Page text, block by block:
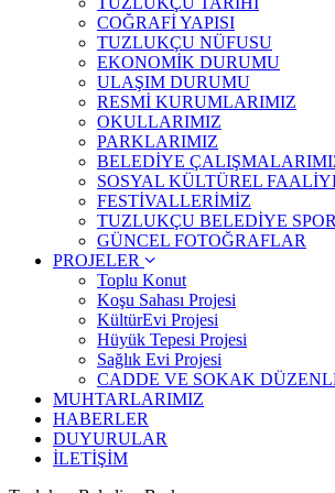
COĞRAFİ YAPISI
TUZLUKÇU NÜFUSU
EKONOMİK DURUMU
ULAŞIM DURUMU
RESMİ KURUMLARIMIZ
OKULLARIMIZ
PARKLARIMIZ
BELEDİYE
SOSYAL KÜLTÜREL
FESTİVALLERİMİZ
TUZLUKÇU BELEDİYE SPOR
GÜNCEL FOTOĞRAFLAR
PROJELER
Toplu Konut
Koşu Sahası Projesi
KültürEvi Projesi
Hüyük Tepesi Projesi
Sağlık Evi Projesi
CADDE VE SOKAK
MUHTARLARIMIZ
HABERLER
DUYURULAR
İLETİŞİM